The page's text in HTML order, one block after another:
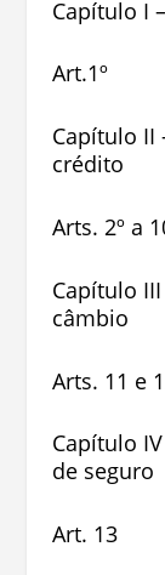
Capítulo I
Art.1º
Capítulo II
crédito
Arts. 2º a
Capítulo
câmbio
Arts. 11 e
Capítulo
de seguro
Art. 13